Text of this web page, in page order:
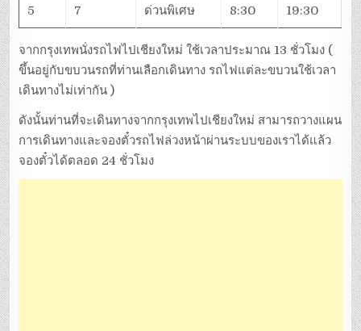
5 7 ด่วนพิเศษ 8:30 19:30
จากกรุงเทพนั่งรถไฟไปเชียงใหม่ ใช้เวลาประมาณ 13 ชั่วโมง (
ขึ้นอยู่กับขบวนรถที่ท่านเลือกเดินทาง รถไฟแต่ละขบวนใช้เวลา
เดินทางไม่เท่ากัน )
ดังนั้นท่านที่จะเดินทางจากกรุงเทพไปเชียงใหม่ สามารถวางแผน
การเดินทางและจองตั๋วรถไฟล่วงหน้าผ่านระบบของเราได้แล้ว
จองตั๋วได้ตลอด 24 ชั่วโมง